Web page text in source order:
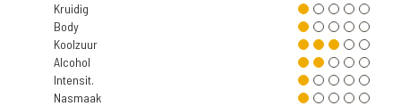
Kruidig
Body
Koolzuur
Alcohol
Intensit.
Nasmaak